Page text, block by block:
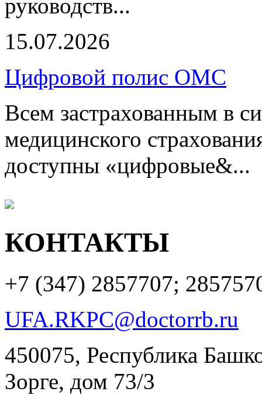
руководств...
15.07.2026
Цифровой полис ОМС
Всем застрахованным в
медицинского
доступны «цифровые&...
КОНТАКТЫ
+7 (347) 2857707;
UFA.RKPC@doctorrb.ru
450075, Республика
Зорге, дом 73/3